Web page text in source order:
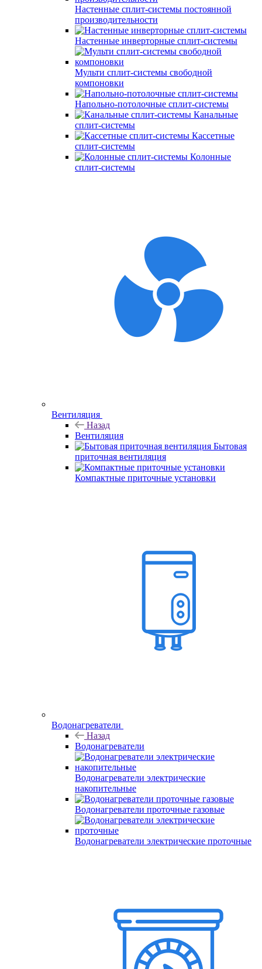
Настенные сплит-системы постоянной
производительности
Настенные инверторные сплит-системы
Мульти сплит-системы свободной
компоновки
Напольно-потолочные сплит-системы
Канальные
сплит-системы
Кассетные
сплит-системы
Колонные
сплит-системы
Вентиляция
Назад
Вентиляция
Бытовая
приточная вентиляция
Компактные приточные установки
Водонагреватели
Назад
Водонагреватели
Водонагреватели электрические
накопительные
Водонагреватели проточные газовые
Водонагреватели электрические проточные